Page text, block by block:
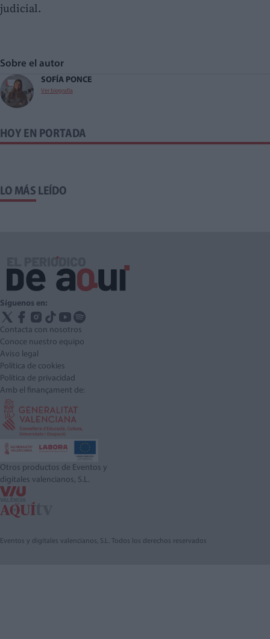
judicial.
Sobre el autor
SOFÍA PONCE
Ver biografía
HOY EN PORTADA
LO MÁS LEÍDO
Síguenos en:
Contacta con nosotros
Conoce nuestro equipo
Aviso legal
Política de cookies
Política de privacidad
Amb el finançament de:
Otros productos de Eventos y
digitales valencianos, S.L.
Eventos y digitales valencianos, S.L. Todos los derechos reservados